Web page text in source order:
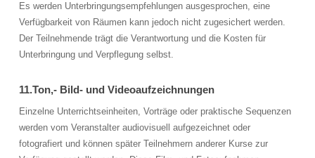
Es werden Unterbringungsempfehlungen ausgesprochen, eine
Verfügbarkeit von Räumen kann jedoch nicht zugesichert werden.
Der Teilnehmende trägt die Verantwortung und die Kosten für
Unterbringung und Verpflegung selbst.
11.Ton,- Bild- und Videoaufzeichnungen
Einzelne Unterrichtseinheiten, Vorträge oder praktische Sequenzen
werden vom Veranstalter audiovisuell aufgezeichnet oder
fotografiert und können später Teilnehmern anderer Kurse zur